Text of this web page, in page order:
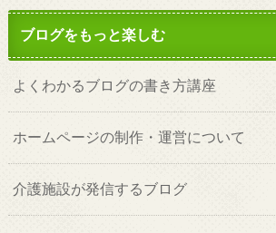
ブログをもっと楽しむ
よくわかるブログの書き方講座
ホームページの制作・運営について
介護施設が発信するブログ